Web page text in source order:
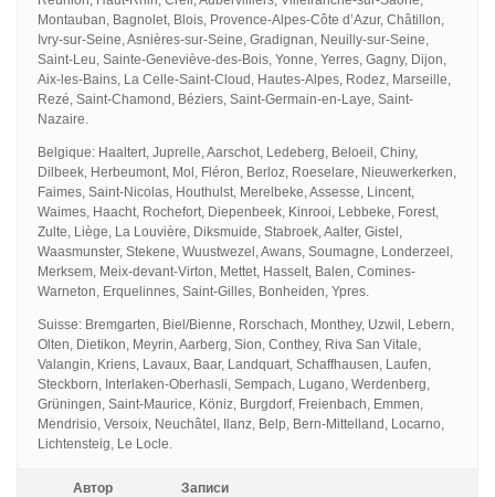
Montauban, Bagnolet, Blois, Provence-Alpes-Côte d’Azur, Châtillon,
Ivry-sur-Seine, Asnières-sur-Seine, Gradignan, Neuilly-sur-Seine,
Saint-Leu, Sainte-Geneviève-des-Bois, Yonne, Yerres, Gagny, Dijon,
Aix-les-Bains, La Celle-Saint-Cloud, Hautes-Alpes, Rodez, Marseille,
Rezé, Saint-Chamond, Béziers, Saint-Germain-en-Laye, Saint-
Nazaire.
Belgique: Haaltert, Juprelle, Aarschot, Ledeberg, Beloeil, Chiny,
Dilbeek, Herbeumont, Mol, Fléron, Berloz, Roeselare, Nieuwerkerken,
Faimes, Saint-Nicolas, Houthulst, Merelbeke, Assesse, Lincent,
Waimes, Haacht, Rochefort, Diepenbeek, Kinrooi, Lebbeke, Forest,
Zulte, Liège, La Louvière, Diksmuide, Stabroek, Aalter, Gistel,
Waasmunster, Stekene, Wuustwezel, Awans, Soumagne, Londerzeel,
Merksem, Meix-devant-Virton, Mettet, Hasselt, Balen, Comines-
Warneton, Erquelinnes, Saint-Gilles, Bonheiden, Ypres.
Suisse: Bremgarten, Biel/Bienne, Rorschach, Monthey, Uzwil, Lebern,
Olten, Dietikon, Meyrin, Aarberg, Sion, Conthey, Riva San Vitale,
Valangin, Kriens, Lavaux, Baar, Landquart, Schaffhausen, Laufen,
Steckborn, Interlaken-Oberhasli, Sempach, Lugano, Werdenberg,
Grüningen, Saint-Maurice, Köniz, Burgdorf, Freienbach, Emmen,
Mendrisio, Versoix, Neuchâtel, Ilanz, Belp, Bern-Mittelland, Locarno,
Lichtensteig, Le Locle.
Автор Записи